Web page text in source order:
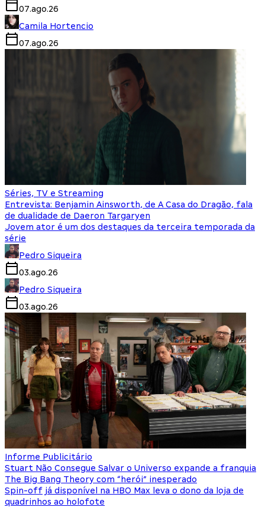
07.ago.26
Camila Hortencio
07.ago.26
Séries, TV e Streaming
Entrevista: Benjamin Ainsworth, de A Casa do Dragão, fala
de dualidade de Daeron Targaryen
Jovem ator é um dos destaques da terceira temporada da
série
Pedro Siqueira
03.ago.26
Pedro Siqueira
03.ago.26
Informe Publicitário
Stuart Não Consegue Salvar o Universo expande a franquia
The Big Bang Theory com “herói” inesperado
Spin-off já disponível na HBO Max leva o dono da loja de
quadrinhos ao holofote